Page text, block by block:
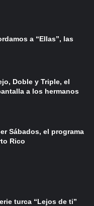
a “Ellas”, las
Doble y Triple, el
a los hermanos
Sábados, el programa
Rico
turca “Lejos de ti”